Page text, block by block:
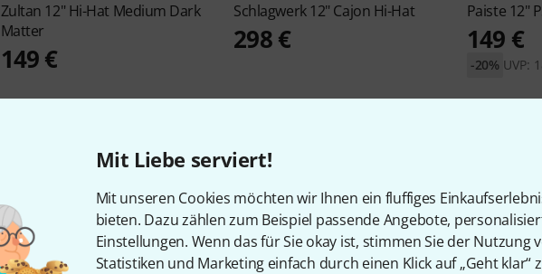
Mit Liebe serviert!
Mit unseren Cookies möchten wir Ihnen ein fluffiges
bieten. Dazu zählen zum Beispiel passende Angebote,
Einstellungen. Wenn das für Sie okay ist, stimmen Sie der Nutzung
Statistiken und Marketing einfach durch einen Klick auf „Geht klar“
Zultan 12" Hi-Hat Medium Dark
Matter
149 €
Schlagwerk 12" Cajon Hi-Hat
298 €
Paiste 12"
149 €
UVP:
-20%
1Kundenbewertungen